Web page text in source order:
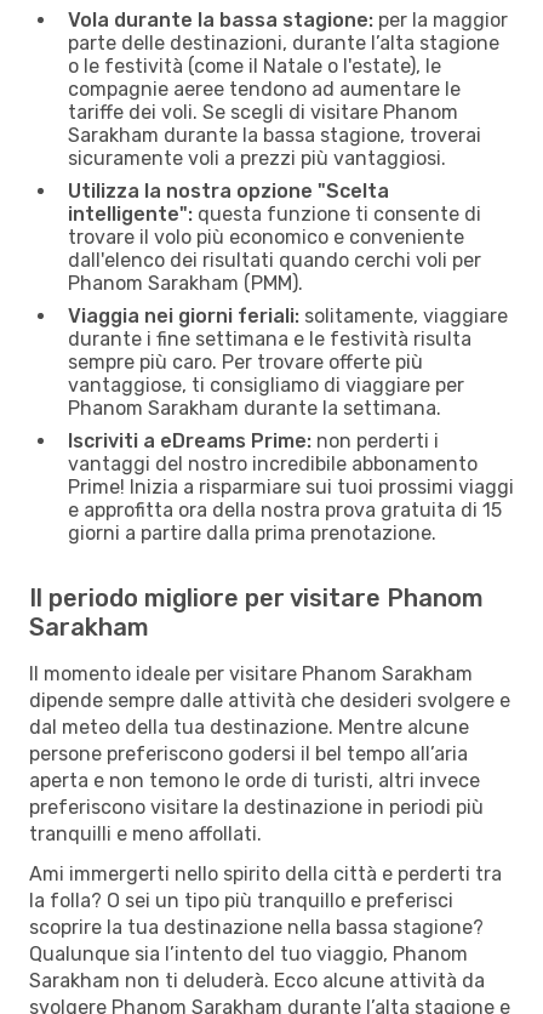
Vola durante la bassa stagione: per la maggior
parte delle destinazioni, durante l’alta stagione
o le festività (come il Natale o l'estate), le
compagnie aeree tendono ad aumentare le
tariffe dei voli. Se scegli di visitare Phanom
Sarakham durante la bassa stagione, troverai
sicuramente voli a prezzi più vantaggiosi.
Utilizza la nostra opzione "Scelta
intelligente": questa funzione ti consente di
trovare il volo più economico e conveniente
dall'elenco dei risultati quando cerchi voli per
Phanom Sarakham (PMM).
Viaggia nei giorni feriali: solitamente, viaggiare
durante i fine settimana e le festività risulta
sempre più caro. Per trovare offerte più
vantaggiose, ti consigliamo di viaggiare per
Phanom Sarakham durante la settimana.
Iscriviti a eDreams Prime: non perderti i
vantaggi del nostro incredibile abbonamento
Prime! Inizia a risparmiare sui tuoi prossimi viaggi
e approfitta ora della nostra prova gratuita di 15
giorni a partire dalla prima prenotazione.
Il periodo migliore per visitare Phanom
Sarakham
Il momento ideale per visitare Phanom Sarakham
dipende sempre dalle attività che desideri svolgere e
dal meteo della tua destinazione. Mentre alcune
persone preferiscono godersi il bel tempo all’aria
aperta e non temono le orde di turisti, altri invece
preferiscono visitare la destinazione in periodi più
tranquilli e meno affollati.
Ami immergerti nello spirito della città e perderti tra
la folla? O sei un tipo più tranquillo e preferisci
scoprire la tua destinazione nella bassa stagione?
Qualunque sia l’intento del tuo viaggio, Phanom
Sarakham non ti deluderà. Ecco alcune attività da
svolgere Phanom Sarakham durante l’alta stagione e